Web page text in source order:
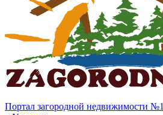
Портал загородной недвижимости №1